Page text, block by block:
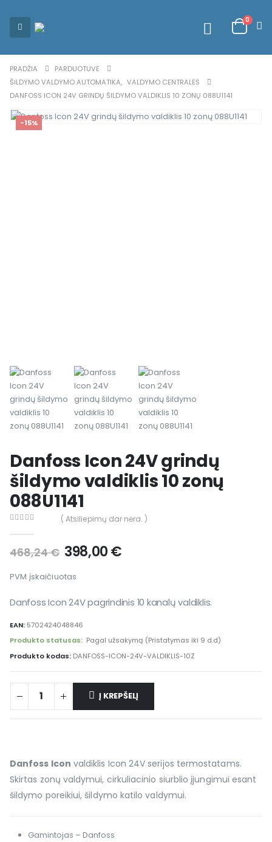
0
PRADŽIA
PARDUOTUVĖ
ŠILDYMO VALDYMO AUTOMATIKA, VALDYMO CENTRALĖS
DANFOSS ICON 24V GRINDŲ ŠILDYMO VALDIKLIS 10 ZONŲ 088U1141
-15%
Danfoss Icon 24V grindų
šildymo valdiklis 10 zonų
088U1141
( Atsiliepimų dar nėra. )
468,24€ 398,00€
PVM įskaičiuotas
Danfoss Icon 24V pagrindinis 10 kanalų valdiklis.
EAN: 5702424048846
Produkto statusas: Pagal užsakymą (Pristatymas iki 9 d.d)
Produkto kodas: DANFOSS-ICON-24V-VALDIKLIS-10Z
Į KREPŠELĮ
Danfoss Icon valdiklis Icon 24V serijos termostatams.
Skirtas zonų valdymui, cirkuliacinio siurblio įjungimui esant
šildymo poreikiui, šildymo katilo valdymui.
Gamintojas – Danfoss